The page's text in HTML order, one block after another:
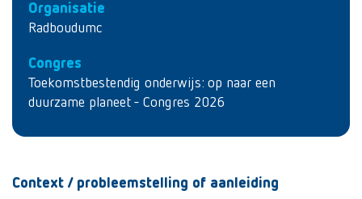
Organisatie
Radboudumc
Congres
Toekomstbestendig onderwijs: op naar een
duurzame planeet - Congres 2026
Context / probleemstelling of aanleiding